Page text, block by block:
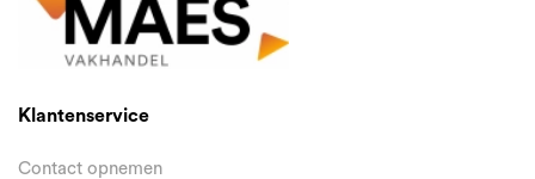
Klantenservice
Contact opnemen